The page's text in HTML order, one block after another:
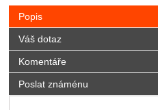
Popis
Váš dotaz
Komentáře
Poslat známénu